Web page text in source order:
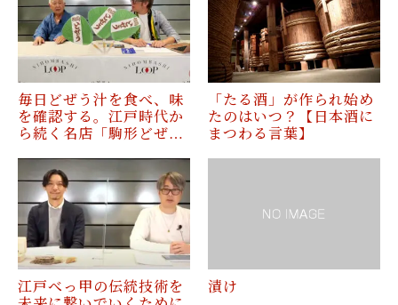
毎日どぜう汁を食べ、味
を確認する。江戸時代か
ら続く名店「駒形どぜ…
「たる酒」が作られ始め
たのはいつ？【日本酒に
まつわる言葉】
江戸べっ甲の伝統技術を
漬け